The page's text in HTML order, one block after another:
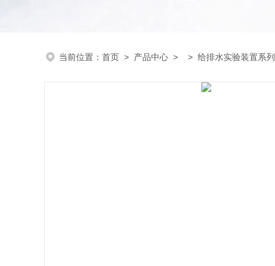
当前位置： 首页 > 产品中心 > > 给排水实验装置系列